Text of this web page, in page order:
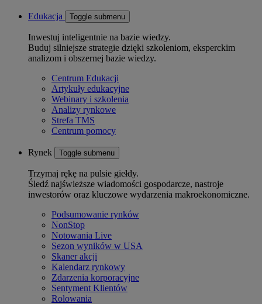
Edukacja Toggle submenu
Inwestuj inteligentnie na bazie wiedzy.
Buduj silniejsze strategie dzięki szkoleniom, eksperckim
analizom i obszernej bazie wiedzy.
Centrum Edukacji
Artykuły edukacyjne
Webinary i szkolenia
Analizy rynkowe
Strefa TMS
Centrum pomocy
Rynek Toggle submenu
Trzymaj rękę na pulsie giełdy.
Śledź najświeższe wiadomości gospodarcze, nastroje
inwestorów oraz kluczowe wydarzenia makroekonomiczne.
Podsumowanie rynków
NonStop
Notowania Live
Sezon wyników w USA
Skaner akcji
Kalendarz rynkowy
Zdarzenia korporacyjne
Sentyment Klientów
Rolowania